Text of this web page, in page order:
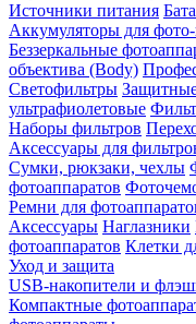
Источники питания
Аккумуляторы для
Беззеркальные
объектива (Body)
Светофильтры
ультрафиолетовые
Наборы фильтров
Аксессуары для
Сумки, рюкзаки, чехлы
фотоаппаратов
Ремни для
Аксессуары Наглазники
фотоаппаратов Клетки
Уход и защита
USB-накопители и
Компактные